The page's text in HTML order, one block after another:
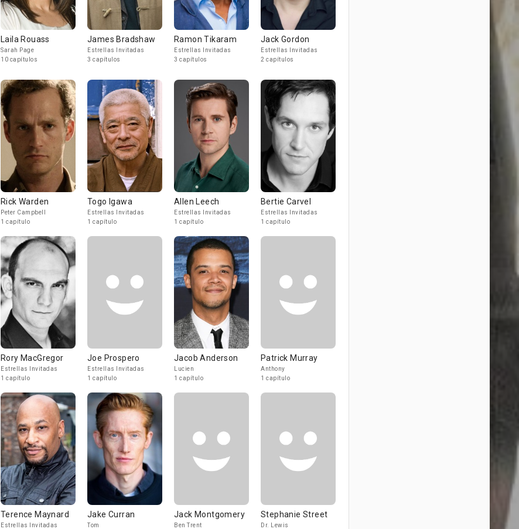
Laila Rouass
Sarah Page
10 capítulos
James Bradshaw
Estrellas Invitadas
3 capítulos
Ramon Tikaram
Estrellas Invitadas
3 capítulos
Jack Gordon
Estrellas Invitadas
2 capítulos
Rick Warden
Peter Campbell
1 capítulo
Togo Igawa
Estrellas Invitadas
1 capítulo
Allen Leech
Estrellas Invitadas
1 capítulo
Bertie Carvel
Estrellas Invitadas
1 capítulo
Rory MacGregor
Estrellas Invitadas
1 capítulo
Joe Prospero
Estrellas Invitadas
1 capítulo
Jacob Anderson
Lucien
1 capítulo
Patrick Murray
Anthony
1 capítulo
Terence Maynard
Estrellas Invitadas
Jake Curran
Tom
Jack Montgomery
Ben Trent
Stephanie Street
Dr. Lewis